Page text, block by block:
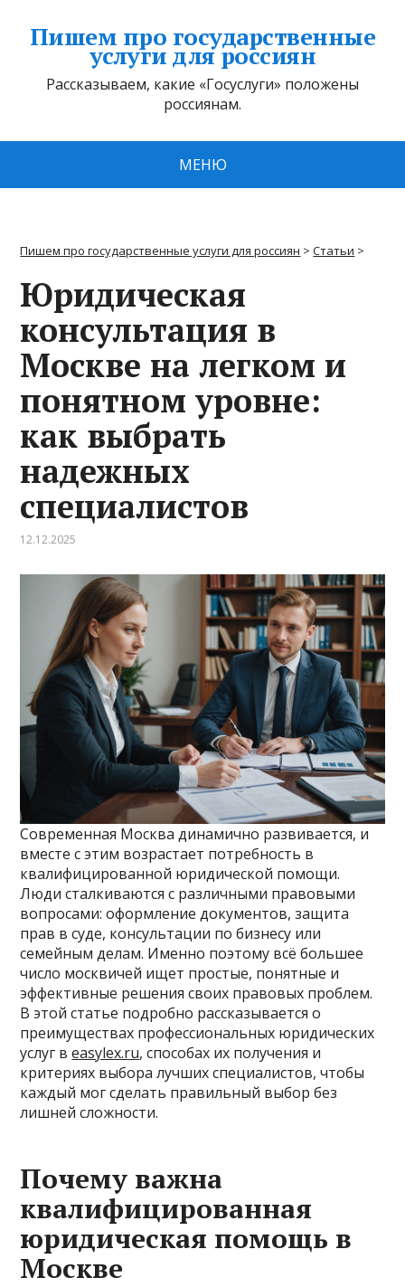
Пишем про государственные
услуги для россиян
Рассказываем, какие «Госуслуги» положены
россиянам.
МЕНЮ
Пишем про государственные услуги для россиян >Статьи >
Юридическая
консультация в
Москве на легком и
понятном уровне:
как выбрать
надежных
специалистов
12.12.2025
Современная Москва динамично развивается, и
вместе с этим возрастает потребность в
квалифицированной юридической помощи.
Люди сталкиваются с различными правовыми
вопросами: оформление документов, защита
прав в суде, консультации по бизнесу или
семейным делам. Именно поэтому всё большее
число москвичей ищет простые, понятные и
эффективные решения своих правовых проблем.
В этой статье подробно рассказывается о
преимуществах профессиональных юридических
услуг вeasylex.ru, способах их получения и
критериях выбора лучших специалистов, чтобы
каждый мог сделать правильный выбор без
лишней сложности.
Почему важна
квалифицированная
юридическая помощь в
Москве